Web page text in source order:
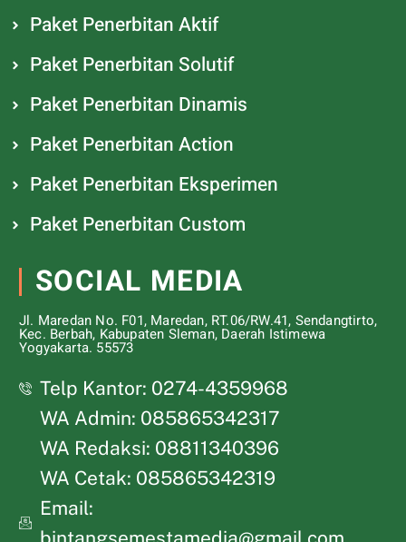
Paket Penerbitan Aktif
Paket Penerbitan Solutif
Paket Penerbitan Dinamis
Paket Penerbitan Action
Paket Penerbitan Eksperimen
Paket Penerbitan Custom
SOCIAL MEDIA
Jl. Maredan No. F01, Maredan, RT.06/RW.41, Sendangtirto,
Kec. Berbah, Kabupaten Sleman, Daerah Istimewa
Yogyakarta. 55573
Telp Kantor: 0274-4359968
WA Admin: 085865342317
WA Redaksi: 08811340396
WA Cetak: 085865342319
Email: